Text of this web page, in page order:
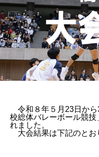
令和８年５月23日から
校総体バレーボール競
れました。
大会結果は下記のとお